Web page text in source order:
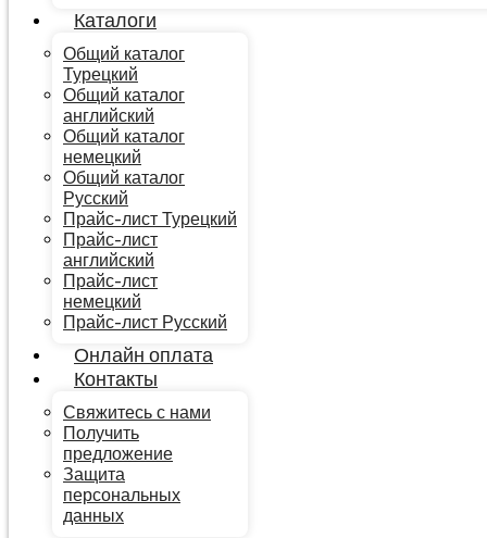
Каталоги
Общий каталог
Турецкий
Общий каталог
английский
Общий каталог
немецкий
Общий каталог
Русский
Прайс-лист Турецкий
Прайс-лист
английский
Прайс-лист
немецкий
Прайс-лист Русский
Онлайн оплата
Контакты
Свяжитесь с нами
Получить
предложение
Защита
персональных
данных
Модульный Напольный Шкаф С